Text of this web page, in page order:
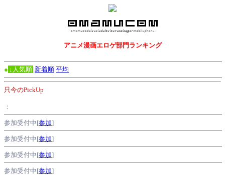
アニメ漫画エロゲ部門ランキング
● ↓人気順 |新着順|平均
只今のPickUp
：
参加受付中[参加]
参加受付中[参加]
参加受付中[参加]
参加受付中[参加]